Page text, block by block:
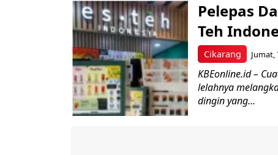
Cikarang
Pelepas
Teh
Jumat,
KBEonline.id –
lelahnya
dingin yang...